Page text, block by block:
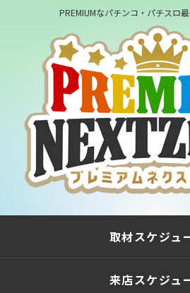
PREMIUMなパチンコ・パチスロ
取材スケジュ
来店スケジュ